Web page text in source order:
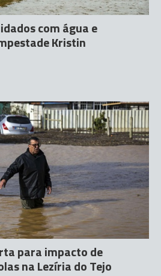
com água e
Kristin
para impacto de
na Lezíria do Tejo